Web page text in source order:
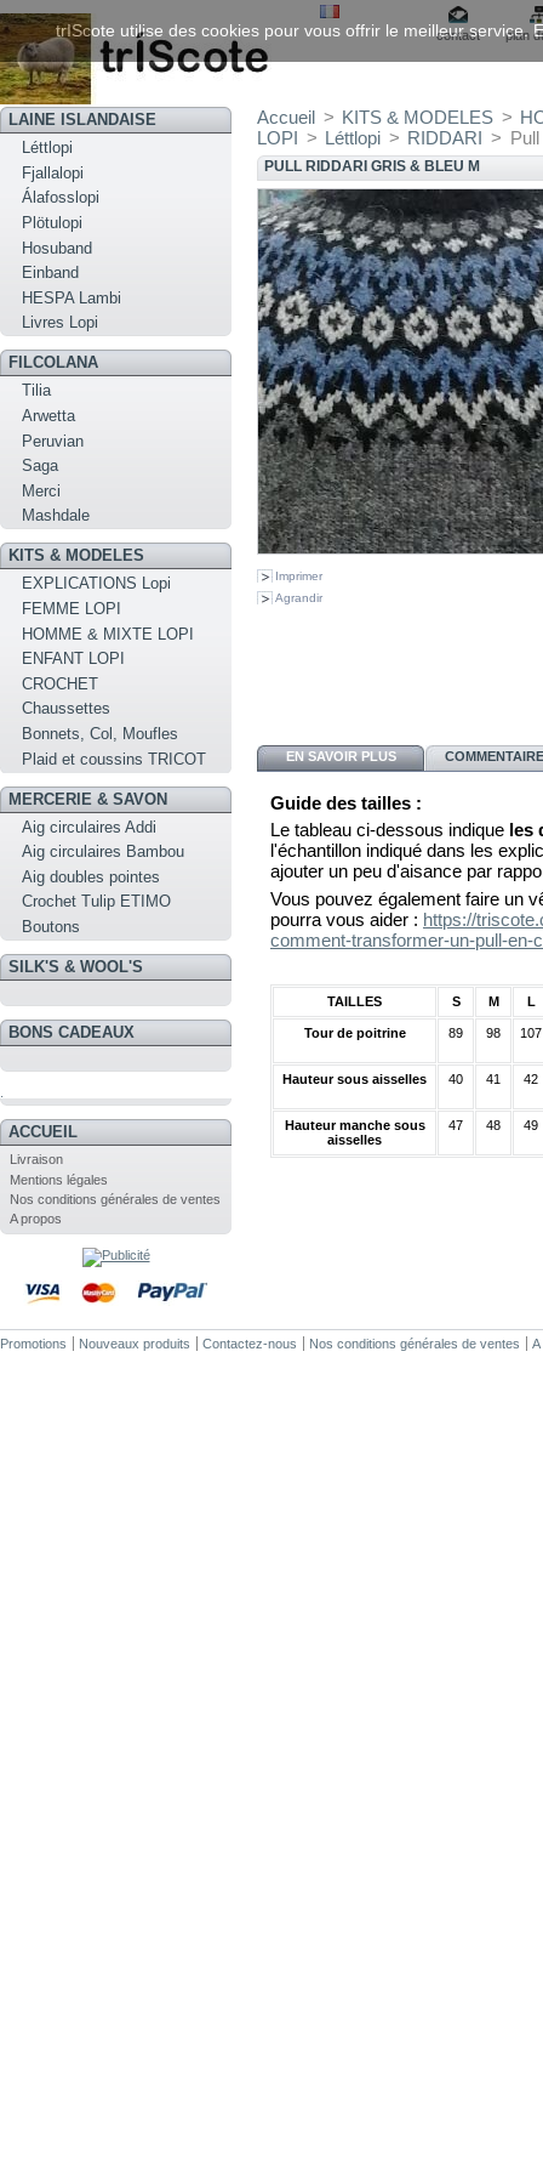
contact plan
LAINE ISLANDAISE
Léttlopi
Fjallalopi
Álafosslopi
Plötulopi
Hosuband
Einband
HESPA Lambi
Livres Lopi
FILCOLANA
Tilia
Arwetta
Peruvian
Saga
Merci
Mashdale
KITS & MODELES
EXPLICATIONS Lopi
FEMME LOPI
HOMME & MIXTE LOPI
ENFANT LOPI
CROCHET
Chaussettes
Bonnets, Col, Moufles
Plaid et coussins TRICOT
MERCERIE & SAVON
Aig circulaires Addi
Aig circulaires Bambou
Aig doubles pointes
Crochet Tulip ETIMO
Boutons
SILK'S & WOOL'S
BONS CADEAUX
ACCUEIL
Livraison
Mentions légales
Nos conditions générales de ventes
A propos
Accueil > KITS & MODELES >
LOPI > Léttlopi > RIDDARI >
PULL RIDDARI GRIS & BLEU M
Imprimer
Agrandir
EN SAVOIR PLUS
Guide des tailles :
Le tableau ci-dessous indique les
l'échantillon indiqué dans les
ajouter un peu d'aisance par
Vous pouvez également faire un
pourra vous aider : https://
comment-transformer-un-pull-en-
TAILLES S M L
Tour de poitrine 89 98 107
Hauteur sous aisselles 40 41 42
Hauteur manche sous
aisselles
47 48 49
Promotions Nouveaux produits Contactez-nous Nos conditions générales de ventes A
trIScote utilise des cookies pour vous offrir le meilleur